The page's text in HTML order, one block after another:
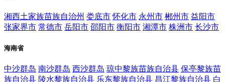
湘西土家族苗族自治州 娄底市 怀化市 永州市 郴州市 益阳市
张家界市 常德市 岳阳市 邵阳市 衡阳市 湘潭市 株洲市 长沙市
海南省
中沙群岛 南沙群岛 西沙群岛 琼中黎族苗族自治县 保亭黎族苗
族自治县 陵水黎族自治县 乐东黎族自治县 昌江黎族自治县 白